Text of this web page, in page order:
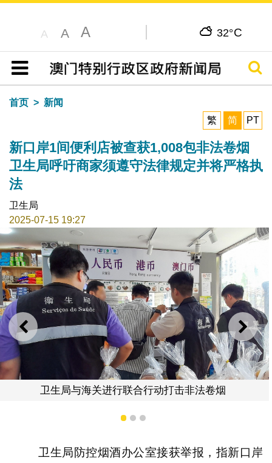
A A A 32°C
目录
搜寻
首页
新闻
繁
简 PT
新口岸1间便利店被查获1,008包非法卷烟
卫生局呼吁商家须遵守法律规定并将严格执
法
卫生局
2025-07-15 19:27
上一则 下一
合行动打击非法卷烟
1 2 3
卫生局防控烟酒办公室接获举报，指新口岸